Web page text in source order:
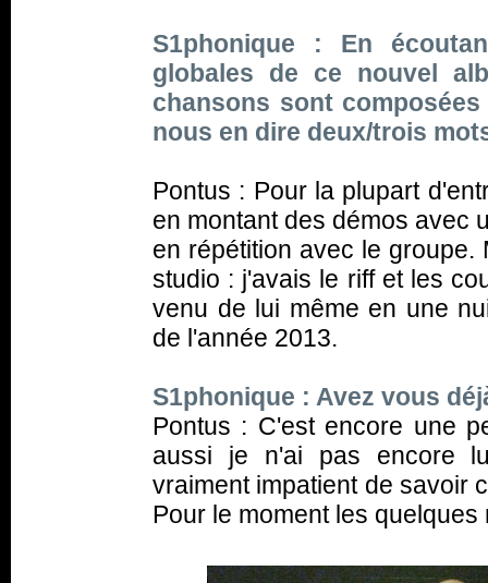
S1phonique : En
globales de ce nouvel
chansons sont
nous en dire deux/trois
Pontus : Pour la plupart
en montant des démos avec
en répétition avec le
studio : j'avais le riff et les
venu de lui même en une
de l'année 2013.
S1phonique : Avez vous
Pontus : C'est encore une
aussi je n'ai pas encore
vraiment impatient de savoir
Pour le moment les